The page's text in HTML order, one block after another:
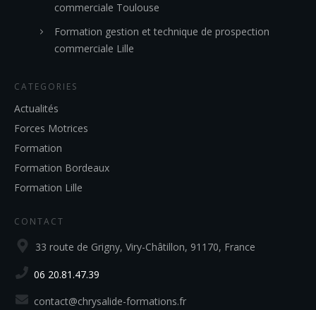
commerciale Toulouse
Formation gestion et technique de prospection
commerciale Lille
CATEGORIES
Actualités
Forces Motrices
Formation
Formation Bordeaux
Formation Lille
CONTACT
33 route de Grigny, Viry-Châtillon, 91170, France
06 20.81.47.39
contact@chrysalide-formations.fr